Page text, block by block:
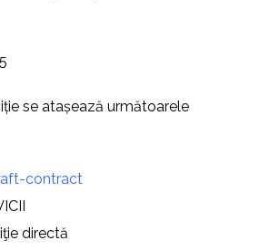
se atașează următoarele
contract
directă